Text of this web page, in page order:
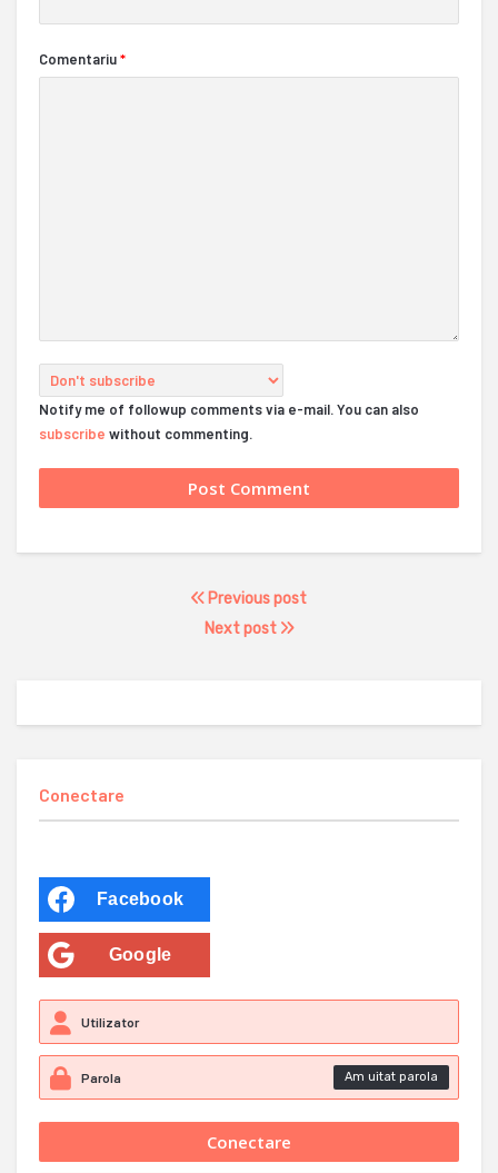
Comentariu*
Notify me of followup comments via e-mail. You can also
subscribe without commenting.
Previous post
Next post
Conectare
Facebook
Google
Am uitat parola